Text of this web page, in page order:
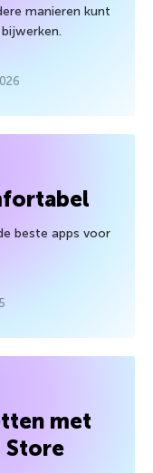
manieren kunt
beste apps voor
met
Store